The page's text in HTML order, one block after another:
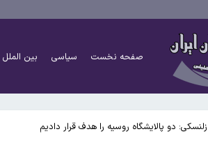
صفحه نخست سیاسی بین الملل
آپشن‌های جدید برای خودروهای ۲۰ ساله! / طرح جدید تویوتا چیست؟
هشدار به مسافران؛ ترافیک سنگین در این جاده شمالی
نیویورک تایمز فاش کرد: کارگروه ویژه سیا برای تفرقه
زلنسکی: دو پالایشگاه روسیه را هدف قرار دادیم